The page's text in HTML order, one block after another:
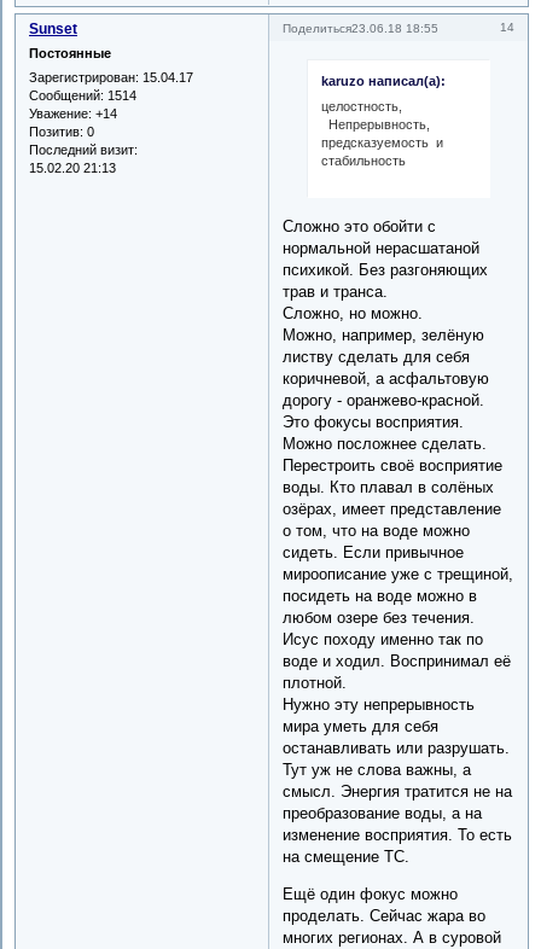
Поделиться 14
23.06.18 18:55
Sunset
Постоянные
Зарегистрирован: 15.04.17
Сообщений: 1514
Уважение: +14
Позитив: 0
Последний визит:
15.02.20 21:13
karuzo написал(а):
целостность,
Непрерывность,
предсказуемость и
стабильность
Сложно это обойти с
нормальной нерасшатаной
психикой. Без разгоняющих
трав и транса.
Сложно, но можно.
Можно, например, зелёную
листву сделать для себя
коричневой, а асфальтовую
дорогу - оранжево-красной.
Это фокусы восприятия.
Можно посложнее сделать.
Перестроить своё восприятие
воды. Кто плавал в солёных
озёрах, имеет представление
о том, что на воде можно
сидеть. Если привычное
мироописание уже с трещиной,
посидеть на воде можно в
любом озере без течения.
Исус походу именно так по
воде и ходил. Воспринимал её
плотной.
Нужно эту непрерывность
мира уметь для себя
останавливать или разрушать.
Тут уж не слова важны, а
смысл. Энергия тратится не на
преобразование воды, а на
изменение восприятия. То есть
на смещение ТС.
Ещё один фокус можно
проделать. Сейчас жара во
многих регионах. А в суровой